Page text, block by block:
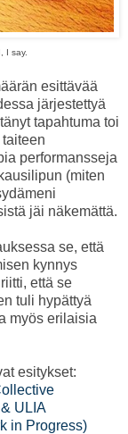
I say.
esittävää
järjestettyä
tapahtuma toi
performansseja
(miten
jäi näkemättä.
se, että
kynnys
että se
tuli hypättyä
myös erilaisia
esitykset:
ULIA
in Progress)